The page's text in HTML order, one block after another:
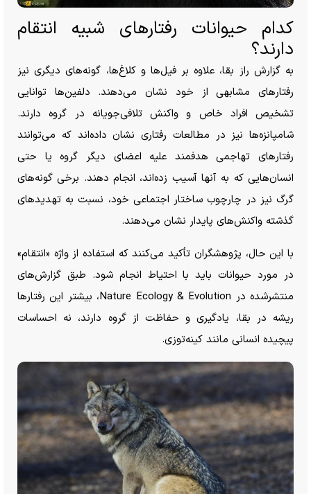
کدام حیوانات رفتار‌های شبیه انتقام
دارند؟
به گزارش راز بقا، علاوه بر فیل‌ها و کلاغ‌ها، گونه‌های دیگری نیز
رفتار‌های مشابهی از خود نشان می‌دهند. دلفین‌ها توانایی
تشخیص افراد خاص و واکنش تلافی‌جویانه در گروه دارند.
شامپانزه‌ها نیز در مطالعات رفتاری نشان داده‌اند که می‌توانند
رفتار‌های تهاجمی هدفمند علیه اعضای دیگر گروه یا حتی
انسان‌هایی که به آنها آسیب زده‌اند، انجام دهند. برخی گونه‌های
گرگ نیز در چارچوب ساختار اجتماعی خود، نسبت به تهدید‌های
گذشته واکنش‌های پایدار نشان می‌دهند.
با این حال، پژوهشگران تأکید می‌کنند که استفاده از واژه «انتقام»
در مورد حیوانات باید با احتیاط انجام شود. طبق گزارش‌های
منتشرشده در Nature Ecology & Evolution، بیشتر این رفتار‌ها
ریشه در بقا، یادگیری و حفاظت از گروه دارند، نه احساسات
پیچیده انسانی مانند کینه‌توزی.